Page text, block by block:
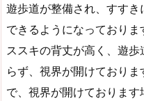
遊歩道が整備され、すす
できるようになっており
ススキの背丈が高く、遊
らず、視界が開けており
で、視界が開けております